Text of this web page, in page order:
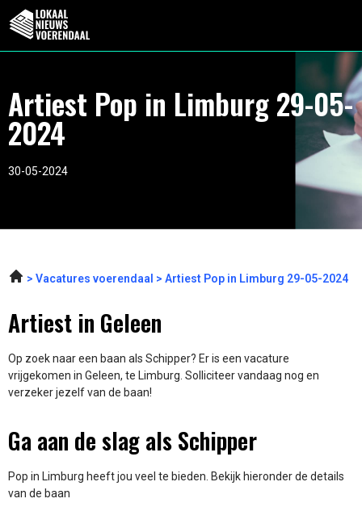
Artiest Pop in Limburg 29-05-
2024
30-05-2024
Vacatures voerendaal Artiest Pop in Limburg 29-05-2024
Artiest in Geleen
Op zoek naar een baan als Schipper? Er is een vacature
vrijgekomen in Geleen, te Limburg. Solliciteer vandaag nog en
verzeker jezelf van de baan!
Ga aan de slag als Schipper
Pop in Limburg heeft jou veel te bieden. Bekijk hieronder de details
van de baan